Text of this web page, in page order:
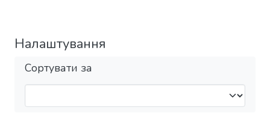
Налаштування
Сортувати за